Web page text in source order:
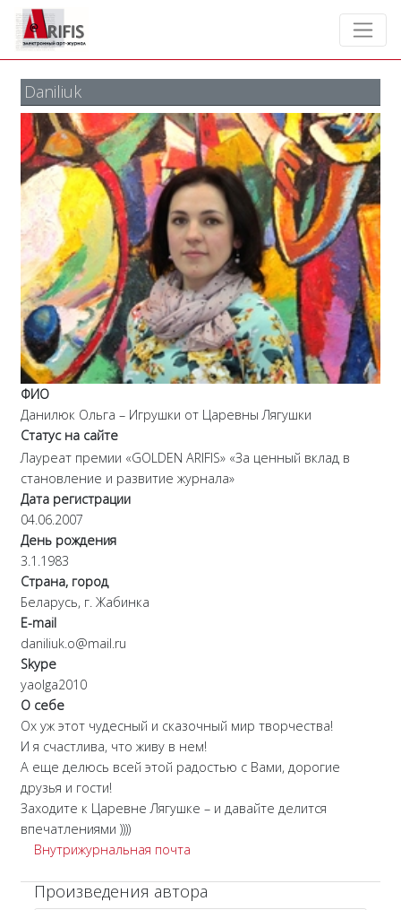
Daniliuk
ФИО
Данилюк Ольга – Игрушки от Царевны Лягушки
Статус на сайте
Лауреат премии «GOLDEN ARIFIS» «За ценный вклад в
становление и развитие журнала»
Дата регистрации
04.06.2007
День рождения
3.1.1983
Страна, город
Беларусь, г. Жабинка
E-mail
daniliuk.o@mail.ru
Skype
yaolga2010
О себе
Ох уж этот чудесный и сказочный мир творчества!
И я счастлива, что живу в нем!
А еще делюсь всей этой радостью с Вами, дорогие
друзья и гости!
Заходите к Царевне Лягушке – и давайте делится
впечатлениями ))))
Внутрижурнальная почта
Произведения автора